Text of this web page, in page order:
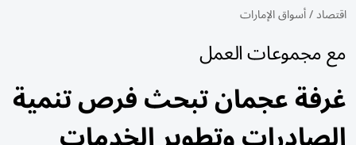
اقتصاد/أسواق الإمارات
مع مجموعات العمل
غرفة عجمان تبحث فرص تنمية